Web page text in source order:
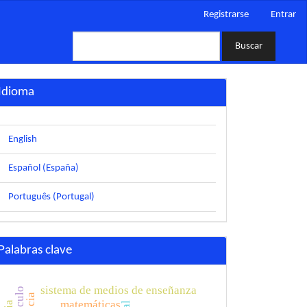
Registrarse Entrar
Buscar
English
Español (España)
Português (Portugal)
Palabras clave
sistema de medios de enseñanza